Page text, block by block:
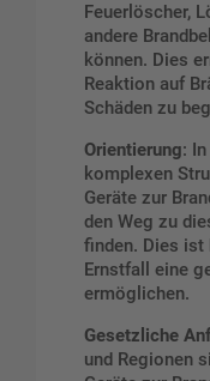
Feuerlöscher,
andere
können. Dies
Reaktion auf
Schäden zu
Orientierung:
komplexen
Geräte zur
den Weg zu
finden. Dies ist
Ernstfall eine
ermöglichen.
Gesetzliche
und Regionen